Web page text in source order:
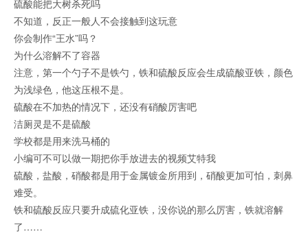
硫酸能把大树杀死吗
不知道，反正一般人不会接触到这玩意
你会制作“王水”吗？
为什么溶解不了容器
注意，第一个勺子不是铁勺，铁和硫酸反应会生成硫酸亚铁，颜色
为浅绿色，他这压根不是。
硫酸在不加热的情况下，还没有硝酸厉害吧
洁厕灵是不是硫酸
学校都是用来洗马桶的
小编可不可以做一期把你手放进去的视频艾特我
硫酸，盐酸，硝酸都是用于金属镀金所用到，硝酸更加可怕，刺鼻
难受。
铁和硫酸反应只要升成硫化亚铁，没你说的那么厉害，铁就溶解
了……